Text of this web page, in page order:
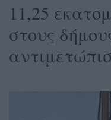
11,25
στους